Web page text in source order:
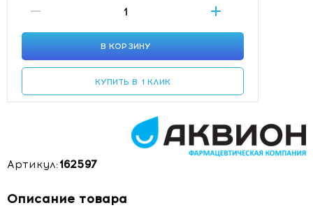
В КОРЗИНУ
КУПИТЬ В 1 КЛИК
Артикул:162597
Описание товара